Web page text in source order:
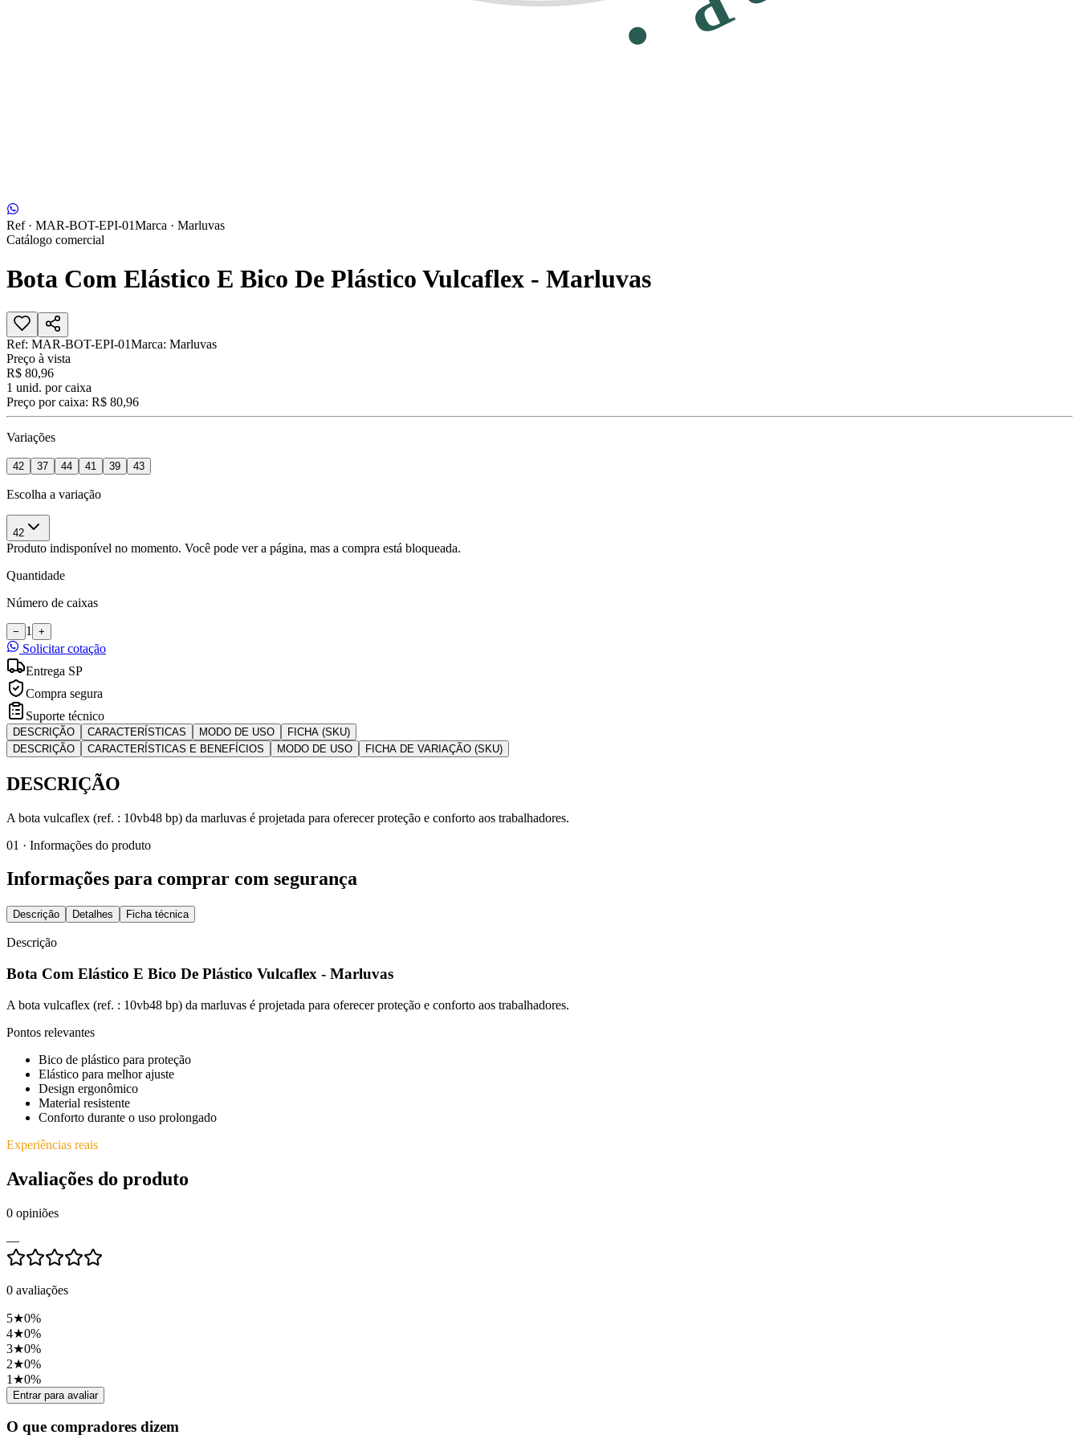
Ref · MAR-BOT-EPI-01Marca · Marluvas
Catálogo comercial
Bota Com Elástico E Bico De Plástico Vulcaflex - Marluvas
Ref: MAR-BOT-EPI-01Marca: Marluvas
Preço à vista
R$ 80,96
1 unid. por caixa
Preço por caixa: R$ 80,96
Variações
42 37 44 41 39 43
Escolha a variação
42
Produto indisponível no momento. Você pode ver a página, mas a compra está bloqueada.
Quantidade
Número de caixas
− 1 +
Solicitar cotação
Entrega SP
Compra segura
Suporte técnico
DESCRIÇÃO CARACTERÍSTICAS MODO DE USO
FICHA (SKU)
DESCRIÇÃO
CARACTERÍSTICAS E BENEFÍCIOS MODO DE USO FICHA DE VARIAÇÃO (SKU)
DESCRIÇÃO
A bota vulcaflex (ref. : 10vb48 bp) da marluvas é projetada para oferecer proteção e conforto aos trabalhadores.
01 · Informações do produto
Informações para comprar com segurança
Descrição Detalhes Ficha técnica
Descrição
Bota Com Elástico E Bico De Plástico Vulcaflex - Marluvas
A bota vulcaflex (ref. : 10vb48 bp) da marluvas é projetada para oferecer proteção e conforto aos trabalhadores.
Pontos relevantes
Bico de plástico para proteção
Elástico para melhor ajuste
Design ergonômico
Material resistente
Conforto durante o uso prolongado
Experiências reais
Avaliações do produto
0 opiniões
—
0 avaliações
5★0%
4★0%
3★0%
2★0%
1 ★0%
Entrar para avaliar
O que compradores dizem